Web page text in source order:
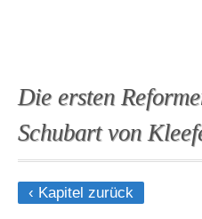
Die ersten
Schubart von
‹ Kapitel zurück